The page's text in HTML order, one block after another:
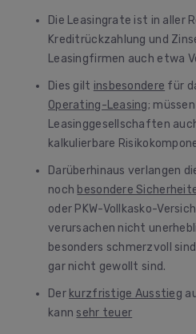
Die Leasingrate ist in aller
Kreditrückzahlung und
Leasingfirmen auch etwa
Dies gilt insbesondere für
Operating-Leasing;
Leasinggesellschaften
kalkulierbare
Darüberhinaus verlangen
noch besondere
oder PKW-Vollkasko-
verursachen nicht
besonders schmerzvoll
gar nicht gewollt sind.
Der kurzfristige Ausstieg
kann sehr teuer